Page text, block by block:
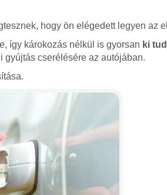
hogy ön elégedett legyen az
így károkozás nélkül is gyorsan ki
gyújtás cserélésére az autójában.